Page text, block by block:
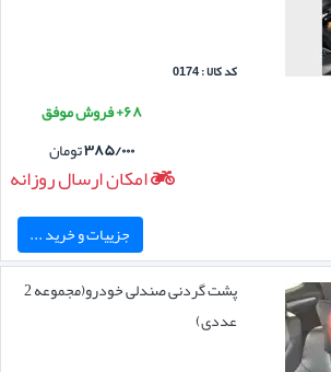
کد کالا : 0174
۶۸+ فروش موفق
۳۸۵/۰۰۰تومان
امکان ارسال روزانه
جزییات و خرید ...
پشت گردنی صندلی خودرو(مجموعه 2
عددی)